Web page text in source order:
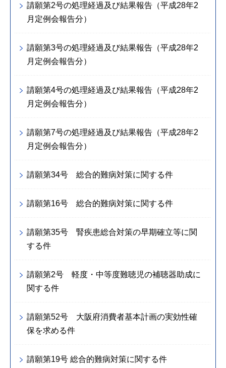
請願第2号の処理経過及び結果報告（平成28年2
月定例会報告分）
請願第3号の処理経過及び結果報告（平成28年2
月定例会報告分）
請願第4号の処理経過及び結果報告（平成28年2
月定例会報告分）
請願第7号の処理経過及び結果報告（平成28年2
月定例会報告分）
請願第34号 総合的難病対策に関する件
請願第16号 総合的難病対策に関する件
請願第35号 腎疾患総合対策の早期確立等に関
する件
請願第2号 軽度・中等度難聴児の補聴器助成に
関する件
請願第52号 大阪府消費者基本計画の実効性確
保を求める件
請願第19号 総合的難病対策に関する件